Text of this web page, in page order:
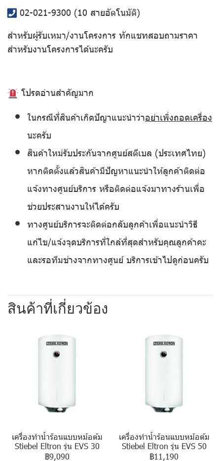
02-021-9300 (10 สายอัตโนมัติ)
สำหรับผู้รับเหมา/งานโครงการ ทักแชทสอบถามราคา
สำหรับงานโครงการได้นะครับ
โปรดอ่านสำคัญมาก
ในกรณีที่สินค้าเกิดปัญาแนะนำว่าอย่าเพิ่งถอดเครื่อง
นะครับ
สินค้าใหม่รับประกันจากศูนย์สตีเบล (ประเทศไทย)
หากติดตั้งแล้วสินค้ามีปัญหาแนะนำให้ลูกค้าติดต่อ
แจ้งทางศูนย์บริการ หรือติดต่อแจ้งมาทางร้านเพื่อ
ช่วยประสานงานให้ได้ครับ
ทางศูนย์บริการจะติดต่อกลับลูกค้าเพื่อแนะนำวิธี
แก้ไข/แจ้งจุดบริการที่ใกล้ที่สุดสำหรับคุณลูกค้าคะ
และรอทีมช่างจากทางศูนย์ บริการเข้าไปดูก่อนครับ
สินค้าที่เกี่ยวข้อง
เครื่องทำน้ำร้อนแบบหม้อต้ม
Stiebel Eltron รุ่น EVS 30
฿9,090
เครื่องทำน้ำร้อนแบบหม้อต้ม
Stiebel Eltron รุ่น EVS 50
฿11,190